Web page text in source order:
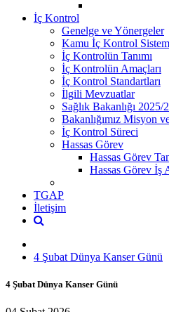
İç Kontrol
Genelge ve Yönergeler
Kamu İç Kontrol
İç Kontrolün Tanımı
İç Kontrolün Amaçları
İç Kontrol Standartları
İlgili Mevzuatlar
Sağlık Bakanlığı 2025/
Bakanlığımız Misyon
İç Kontrol Süreci
Hassas Görev
Hassas Görev
Hassas Görev İş
TGAP
İletişim
4 Şubat Dünya Kanser Günü
4 Şubat Dünya Kanser Günü